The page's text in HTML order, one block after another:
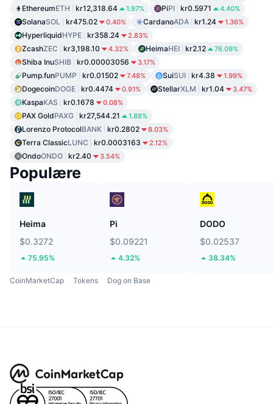
EthereumETH kr12,318.64 1.97% PiPI kr0.5971 4.40%
SolanaSOL kr475.02 0.40% CardanoADA kr1.24 1.36%
HyperliquidHYPE kr358.24 2.83%
ZcashZEC kr3,198.10 4.32% HeimaHEI kr2.12 76.09%
Shiba InuSHIB kr0.00003056 3.17%
Pump.funPUMP kr0.01502 7.48% SuiSUI kr4.38 1.99%
DogecoinDOGE kr0.4474 0.91% StellarXLM kr1.04 3.47%
KaspaKAS kr0.1678 0.08%
PAX GoldPAXG kr27,544.21 1.88%
Lorenzo ProtocolBANK kr0.2802 8.03%
Terra ClassicLUNC kr0.0003163 2.12%
OndoONDO kr2.40 3.54%
Populære
Heima
$0.3272
75.95%
Pi
$0.09221
4.32%
DODO
$0.02537
38.34%
CoinMarketCap Tokens Dog on Base